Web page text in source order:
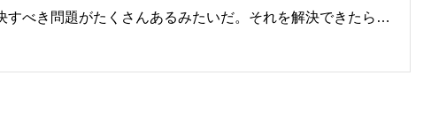
すべき問題がたくさんあるみたいだ。それを解決できたら…